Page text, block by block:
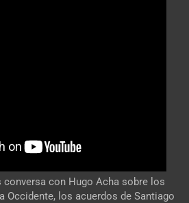
con Hugo Acha sobre los
Occidente, los acuerdos de Santiago